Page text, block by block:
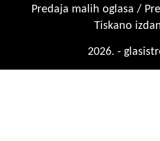
Predaja malih oglasa /
Tiskano
2026. -